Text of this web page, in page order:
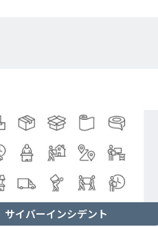
サイバーインシデント